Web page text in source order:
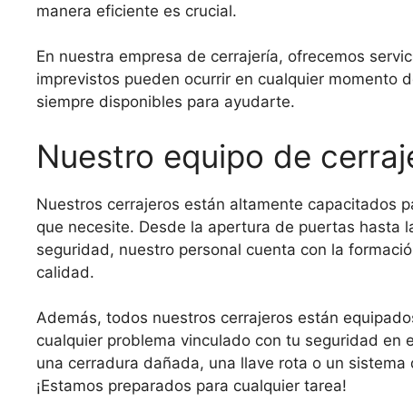
manera eficiente es crucial.
En nuestra empresa de cerrajería, ofrecemos
imprevistos pueden ocurrir en cualquier momento
siempre disponibles para ayudarte.
Nuestro equipo de
Nuestros cerrajeros están altamente capacitados
que necesite. Desde la apertura de puertas hasta
seguridad, nuestro personal cuenta con la
calidad.
Además, todos nuestros cerrajeros están
cualquier problema vinculado con tu seguridad
una cerradura dañada, una llave rota o un
¡Estamos preparados para cualquier tarea!